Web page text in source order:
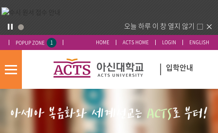
오늘 하루 이 창 열지 않기
POPUP ZONE 1 HOME ACTS HOME LOGIN ENGLISH
모
뉴
입학안내